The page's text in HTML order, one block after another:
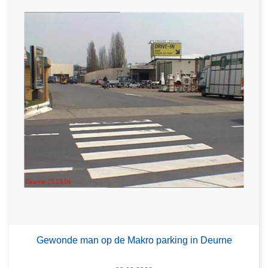
Gewonde man op de Makro parking in Deurne